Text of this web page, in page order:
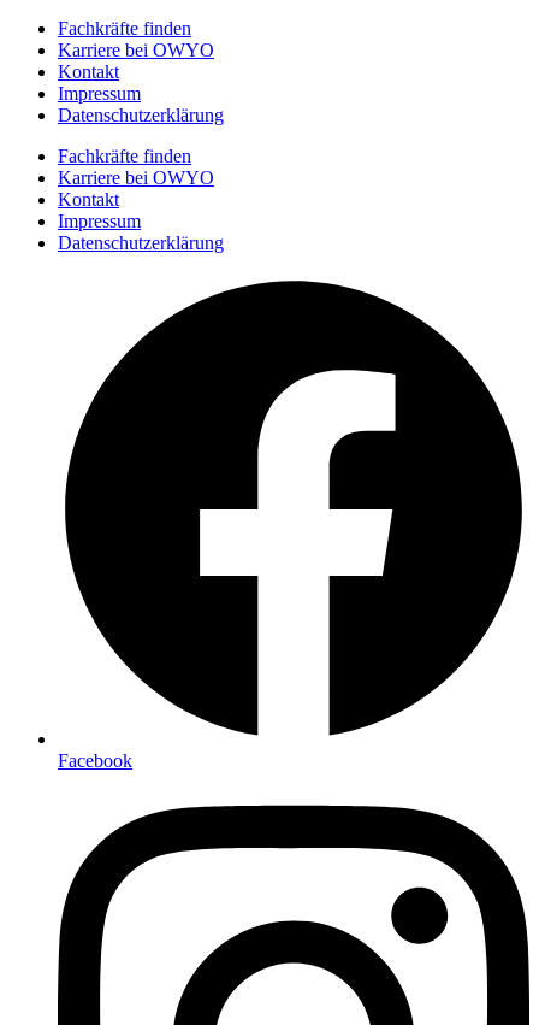
Fachkräfte finden
Karriere bei OWYO
Kontakt
Impressum
Datenschutzerklärung
Fachkräfte finden
Karriere bei OWYO
Kontakt
Impressum
Datenschutzerklärung
Facebook